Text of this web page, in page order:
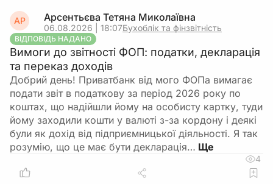
АР Арсентьєва Тетяна Миколаївна
06.08.2026 | 18:07Бухоблік та фінзвітність
ВІДПОВІДЬ НАДАНО
Вимоги до звітності ФОП: податки, декларація
та переказ доходів
Добрий день! Приватбанк від мого ФОПа вимагає
подати звіт в податкову за період 2026 року по
коштах, що надійшли йому на особисту картку, туди
йому заходили кошти у валюті з-за кордону і деякі
були як дохід від підприємницької діяльності. Я так
розумію, що це має бути декларація…
4